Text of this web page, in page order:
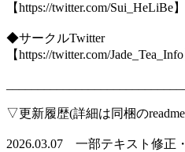
【https://twitter.com/Sui_HeLiBe】
◆サークルTwitter
【https://twitter.com/Jade_Tea_Info
▽更新履歴(詳細は同梱の
2026.03.07 一部テキスト修正